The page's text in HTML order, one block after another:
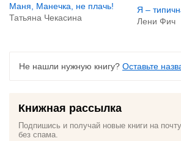
Маня, Манечка, не плачь!
Татьяна Чекасина
Я –
Лени Фич
Не нашли нужную книгу? Оставьте
Книжная рассылка
Подпишись и получай новые книги на
без спама.